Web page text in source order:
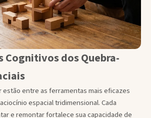
Cognitivos dos Quebra-
estão entre as ferramentas mais eficazes
espacial tridimensional. Cada
e remontar fortalece sua capacidade de